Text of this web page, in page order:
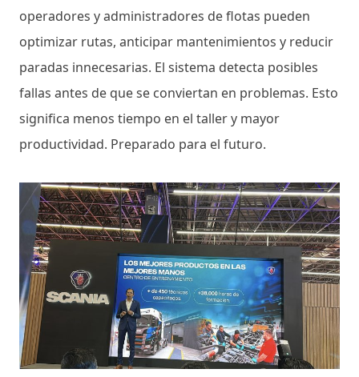
operadores y administradores de flotas pueden
optimizar rutas, anticipar mantenimientos y reducir
paradas innecesarias. El sistema detecta posibles
fallas antes de que se conviertan en problemas. Esto
significa menos tiempo en el taller y mayor
productividad. Preparado para el futuro.